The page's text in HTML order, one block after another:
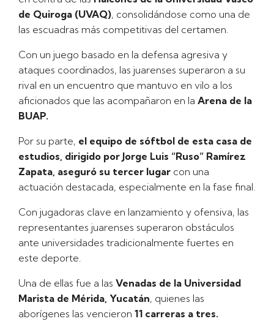
de Quiroga (UVAQ), consolidándose como una de
las escuadras más competitivas del certamen.
Con un juego basado en la defensa agresiva y
ataques coordinados, las juarenses superaron a su
rival en un encuentro que mantuvo en vilo a los
aficionados que las acompañaron en la Arena de la
BUAP.
Por su parte, el equipo de sóftbol de esta casa de
estudios, dirigido por Jorge Luis “Ruso” Ramírez
Zapata, aseguró su tercer lugar con una
actuación destacada, especialmente en la fase final.
Con jugadoras clave en lanzamiento y ofensiva, las
representantes juarenses superaron obstáculos
ante universidades tradicionalmente fuertes en
este deporte.
Una de ellas fue a las Venadas de la Universidad
Marista de Mérida, Yucatán, quienes las
aborígenes las vencieron 11 carreras a tres.